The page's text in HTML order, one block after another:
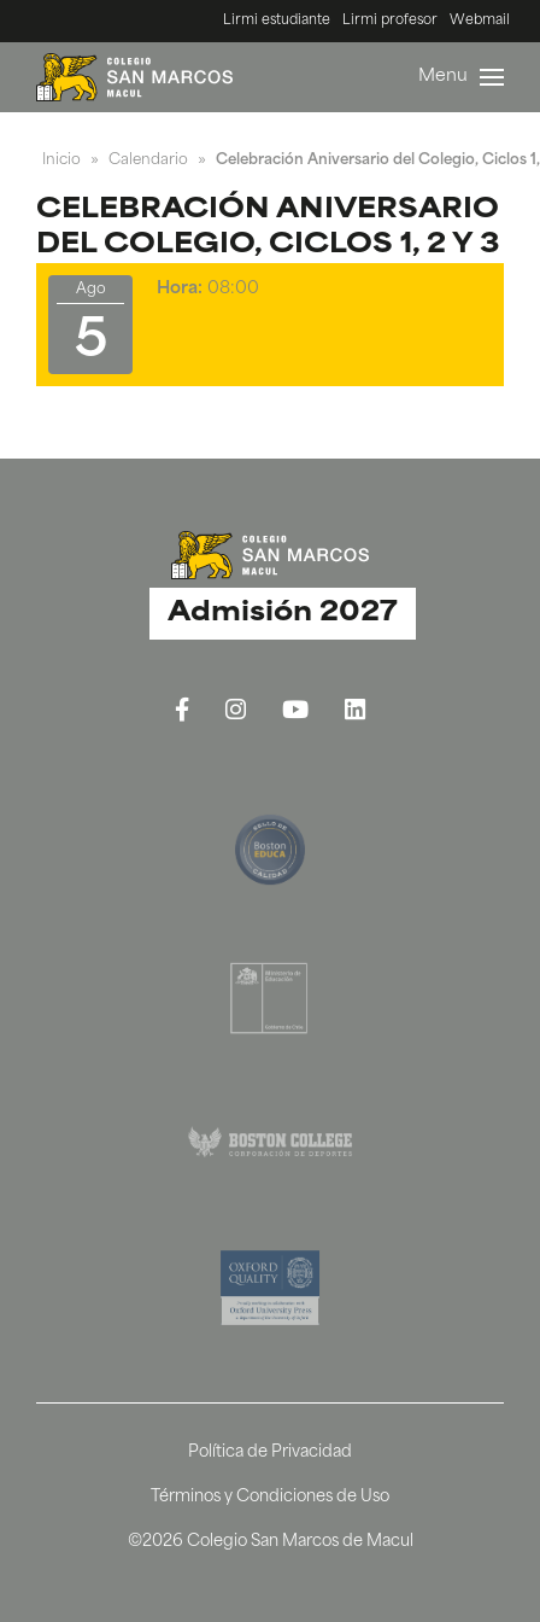
Lirmi estudiante Lirmi profesor Webmail
Menu
Inicio » Calendario » Celebración Aniversario del Colegio, Ciclos
CELEBRACIÓN ANIVERSARIO
DEL COLEGIO, CICLOS 1, 2 Y 3
Ago
5
Hora: 08:00
Admisión 2027
©2026 Colegio San Marcos de Macul
Política de Privacidad
Términos y Condiciones de Uso